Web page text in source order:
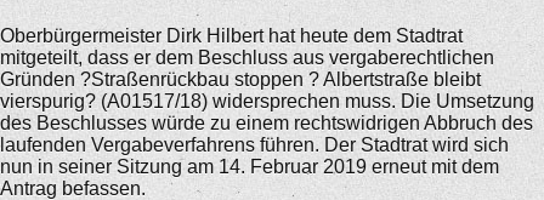
Oberbürgermeister Dirk Hilbert hat heute dem Stadtrat
mitgeteilt, dass er dem Beschluss aus vergaberechtlichen
Gründen ?Straßenrückbau stoppen ? Albertstraße bleibt
vierspurig? (A01517/18) widersprechen muss. Die Umsetzung
des Beschlusses würde zu einem rechtswidrigen Abbruch des
laufenden Vergabeverfahrens führen. Der Stadtrat wird sich
nun in seiner Sitzung am 14. Februar 2019 erneut mit dem
Antrag befassen.